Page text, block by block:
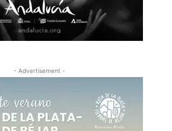
- Advertisement -